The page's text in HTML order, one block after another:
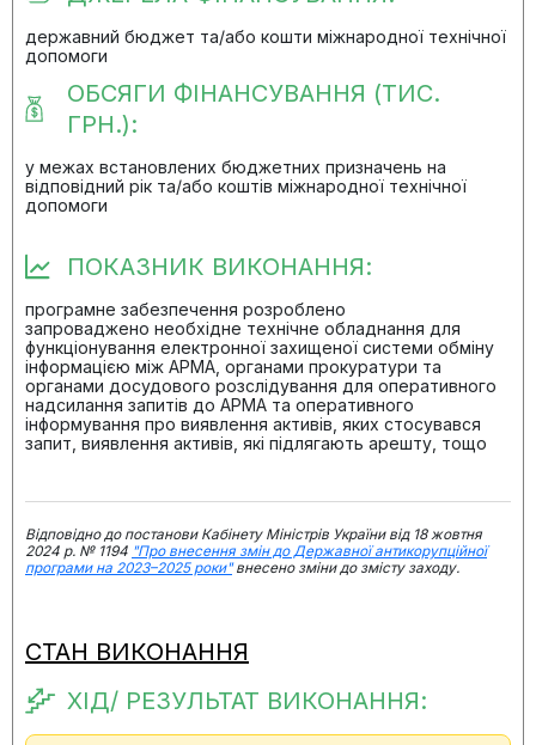
державний бюджет та/або кошти міжнародної технічної
допомоги
ОБСЯГИ ФІНАНСУВАННЯ (ТИС.
ГРН.):
у межах встановлених бюджетних призначень на
відповідний рік та/або коштів міжнародної технічної
допомоги
ПОКАЗНИК ВИКОНАННЯ:
програмне забезпечення розроблено
запроваджено необхідне технічне обладнання для
функціонування електронної захищеної системи обміну
інформацією між АРМА, органами прокуратури та
органами досудового розслідування для оперативного
надсилання запитів до АРМА та оперативного
інформування про виявлення активів, яких стосувався
запит, виявлення активів, які підлягають арешту, тощо
Відповідно до постанови Кабінету Міністрів України від 18 жовтня
2024 р. № 1194 "Про внесення змін до Державної антикорупційної
програми на 2023–2025 роки"внесено зміни до змісту заходу.
СТАН ВИКОНАННЯ
ХІД/ РЕЗУЛЬТАТ ВИКОНАННЯ: